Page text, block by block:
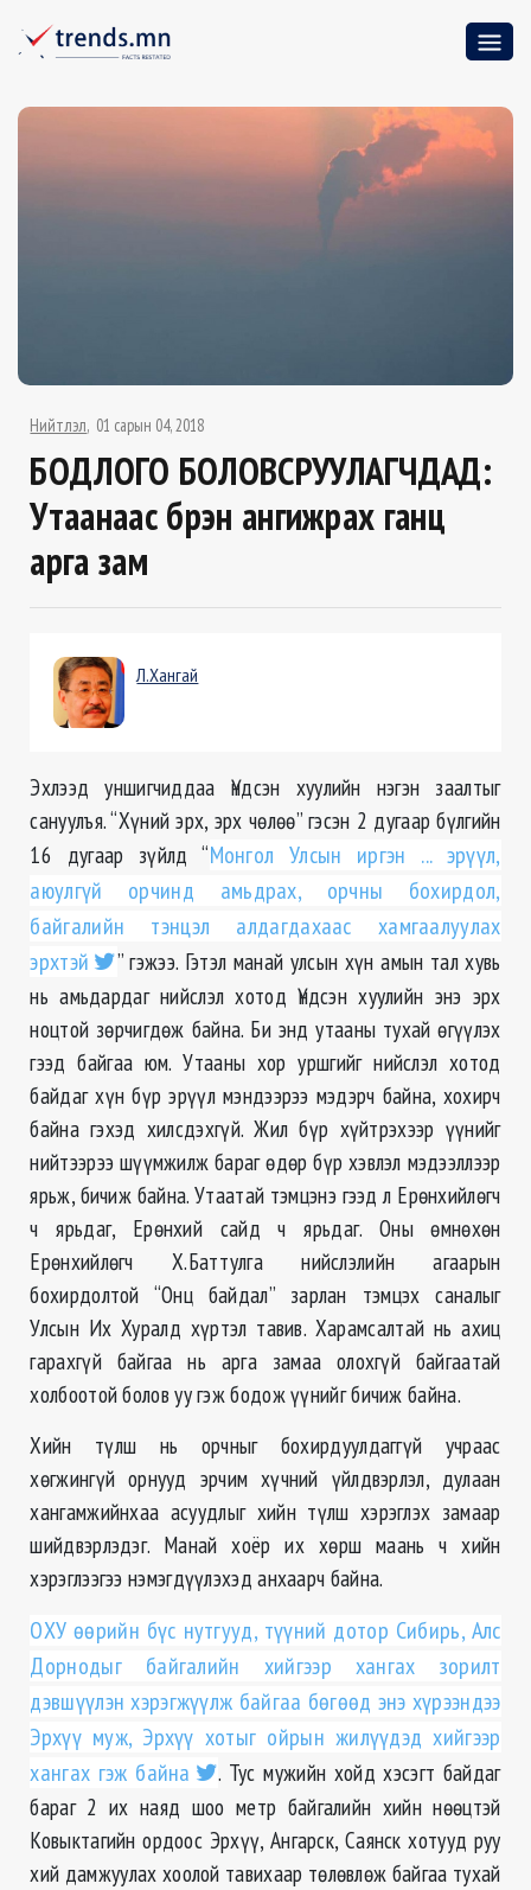
Нийтлэл 01 сарын 04, 2018
БОДЛОГО БОЛОВСРУУЛАГЧДАД:
Утаанаас бүрэн ангижрах ганц
арга зам
Л.Хангай
Эхлээд уншигчиддаа Үндсэн хуулийн нэгэн заалтыг
сануулъя. “Хүний эрх, эрх чөлөө” гэсэн 2 дугаар бүлгийн
16 дугаар зүйлд “Монгол Улсын иргэн ... эрүүл,
аюулгүй орчинд амьдрах, орчны бохирдол,
байгалийн тэнцэл алдагдахаас хамгаалуулах
эрхтэй
” гэжээ. Гэтэл манай улсын хүн амын тал хувь
нь амьдардаг нийслэл хотод Үндсэн хуулийн энэ эрх
ноцтой зөрчигдөж байна. Би энд утааны тухай өгүүлэх
гээд байгаа юм. Утааны хор уршгийг нийслэл хотод
байдаг хүн бүр эрүүл мэндээрээ мэдэрч байна, хохирч
байна гэхэд хилсдэхгүй. Жил бүр хүйтрэхээр үүнийг
нийтээрээ шүүмжилж бараг өдөр бүр хэвлэл мэдээллээр
ярьж, бичиж байна. Утаатай тэмцэнэ гээд л Ерөнхийлөгч
ч ярьдаг, Ерөнхий сайд ч ярьдаг. Оны өмнөхөн
Ерөнхийлөгч Х.Баттулга нийслэлийн агаарын
бохирдолтой “Онц байдал” зарлан тэмцэх саналыг
Улсын Их Хуралд хүртэл тавив. Харамсалтай нь ахиц
гарахгүй байгаа нь арга замаа олохгүй байгаатай
холбоотой болов уу гэж бодож үүнийг бичиж байна.
Хийн түлш нь орчныг бохирдуулдаггүй учраас
хөгжингүй орнууд эрчим хүчний үйлдвэрлэл, дулаан
хангамжийнхаа асуудлыг хийн түлш хэрэглэх замаар
шийдвэрлэдэг. Манай хоёр их хөрш маань ч хийн
хэрэглээгээ нэмэгдүүлэхэд анхаарч байна.
ОХУ өөрийн бүс нутгууд, түүний дотор Сибирь, Алс
Дорнодыг байгалийн хийгээр хангах зорилт
дэвшүүлэн хэрэгжүүлж байгаа бөгөөд энэ хүрээндээ
Эрхүү муж, Эрхүү хотыг ойрын жилүүдэд хийгээр
хангах гэж байна
. Тус мужийн хойд хэсэгт байдаг
бараг 2 их наяд шоо метр байгалийн хийн нөөцтэй
Ковыктагийн ордоос Эрхүү, Ангарск, Саянск хотууд руу
хий дамжуулах хоолой тавихаар төлөвлөж байгаа тухай